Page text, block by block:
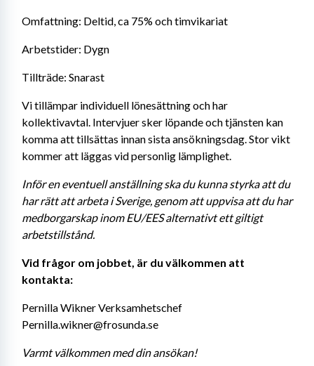
Omfattning: Deltid, ca 75% och timvikariat
Arbetstider: Dygn
Tillträde: Snarast
Vi tillämpar individuell lönesättning och har
kollektivavtal. Intervjuer sker löpande och tjänsten kan
komma att tillsättas innan sista ansökningsdag. Stor vikt
kommer att läggas vid personlig lämplighet.
Inför en eventuell anställning ska du kunna styrka att du
har rätt att arbeta i Sverige, genom att uppvisa att du har
medborgarskap inom EU/EES alternativt ett giltigt
arbetstillstånd.
Vid frågor om jobbet, är du välkommen att
kontakta:
Pernilla Wikner Verksamhetschef
Pernilla.wikner@frosunda.se
Varmt välkommen med din ansökan!